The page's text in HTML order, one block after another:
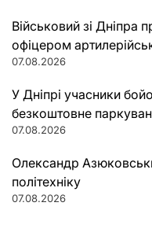
Військовий зі Дніпра
офіцером
07.08.2026
У Дніпрі учасники
безкоштовне
07.08.2026
Олександр
політехніку
07.08.2026